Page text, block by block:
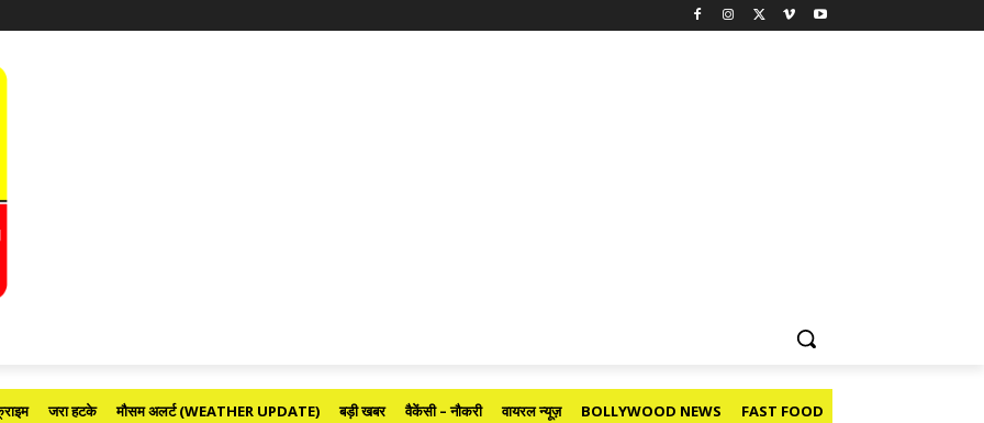
जरा हटके मौसम अलर्ट (WEATHER UPDATE) बड़ी खबर वैकेंसी – नौकरी वायरल न्यूज़ BOLLYWOOD NEWS FAST FOOD